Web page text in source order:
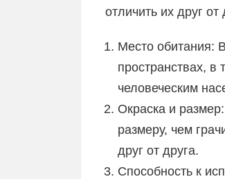
отличить их друг от
Место обитания:
пространствах, в
человеческим
Окраска и
размеру, чем
друг от друга.
Способность к